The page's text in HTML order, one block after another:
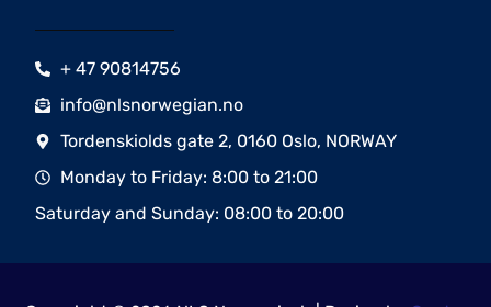
+ 47 90814756
info@nlsnorwegian.no
Tordenskiolds gate 2, 0160 Oslo, NORWAY
Monday to Friday: 8:00 to 21:00
Saturday and Sunday: 08:00 to 20:00